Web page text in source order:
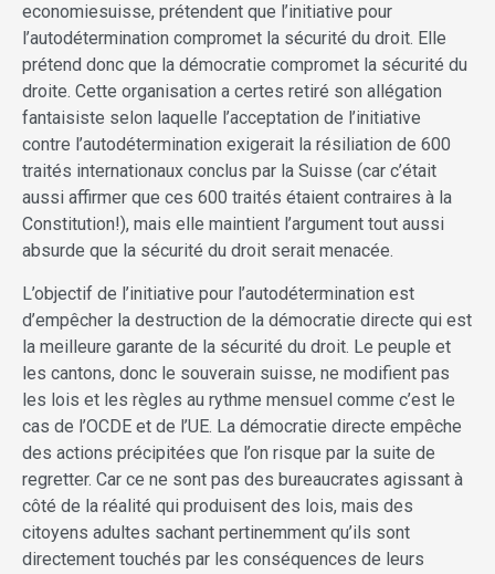
economiesuisse, prétendent que l’initiative pour
l’autodétermination compromet la sécurité du droit. Elle
prétend donc que la démocratie compromet la sécurité du
droite. Cette organisation a certes retiré son allégation
fantaisiste selon laquelle l’acceptation de l’initiative
contre l’autodétermination exigerait la résiliation de 600
traités internationaux conclus par la Suisse (car c’était
aussi affirmer que ces 600 traités étaient contraires à la
Constitution!), mais elle maintient l’argument tout aussi
absurde que la sécurité du droit serait menacée.
L’objectif de l’initiative pour l’autodétermination est
d’empêcher la destruction de la démocratie directe qui est
la meilleure garante de la sécurité du droit. Le peuple et
les cantons, donc le souverain suisse, ne modifient pas
les lois et les règles au rythme mensuel comme c’est le
cas de l’OCDE et de l’UE. La démocratie directe empêche
des actions précipitées que l’on risque par la suite de
regretter. Car ce ne sont pas des bureaucrates agissant à
côté de la réalité qui produisent des lois, mais des
citoyens adultes sachant pertinemment qu’ils sont
directement touchés par les conséquences de leurs